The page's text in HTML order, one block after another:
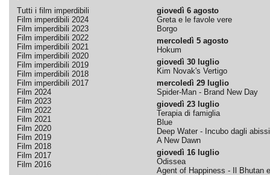
Tutti i film imperdibili
Film imperdibili 2024
Film imperdibili 2023
Film imperdibili 2022
Film imperdibili 2021
Film imperdibili 2020
Film imperdibili 2019
Film imperdibili 2018
Film imperdibili 2017
Film 2024
Film 2023
Film 2022
Film 2021
Film 2020
Film 2019
Film 2018
Film 2017
Film 2016
giovedì 6 agosto
Greta e le favole vere
Borgo
mercoledì 5 agosto
Hokum
giovedì 30 luglio
Kim Novak's Vertigo
mercoledì 29 luglio
Spider-Man - Brand New Day
giovedì 23 luglio
Terapia di famiglia
Blue
Deep Water - Incubo dagli abissi
A New Dawn
giovedì 16 luglio
Odissea
Agent of Happiness - Il Bhutan